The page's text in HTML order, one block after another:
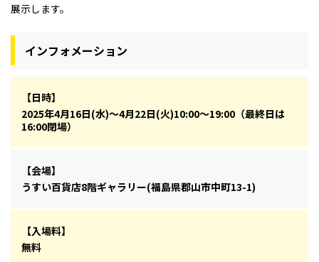
ランチ
その他
その他
展示します。
インフォメーション
【日時】
2025年4月16日(水)～4月22日(火)10:00～19:00（最終日は
16:00閉場）
【会場】
うすい百貨店8階ギャラリー(福島県郡山市中町13-1)
【入場料】
無料